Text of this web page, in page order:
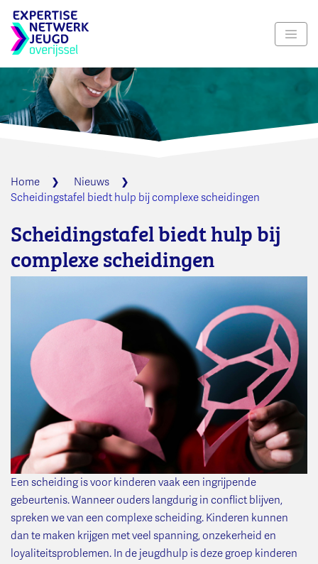
Home
Nieuws
Scheidingstafel biedt hulp bij complexe scheidingen
Scheidingstafel biedt hulp bij
complexe scheidingen
Een scheiding is voor kinderen vaak een ingrijpende
gebeurtenis. Wanneer ouders langdurig in conflict blijven,
spreken we van een complexe scheiding. Kinderen kunnen
dan te maken krijgen met veel spanning, onzekerheid en
loyaliteitsproblemen. In de jeugdhulp is deze groep kinderen